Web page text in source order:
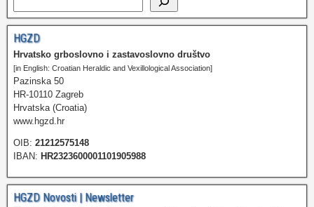
HGZD
Hrvatsko grboslovno i zastavoslovno društvo
[in English: Croatian Heraldic and Vexillological Association]
Pazinska 50
HR-10110 Zagreb
Hrvatska (Croatia)
www.hgzd.hr
OIB: 21212575148
IBAN: HR2323600001101905988
HGZD Novosti | Newsletter